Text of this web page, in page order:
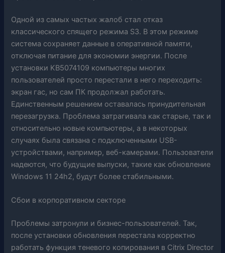
Одной из самых частых жалоб стал отказ
классического спящего режима S3. В этом режиме
система сохраняет данные в оперативной памяти,
отключая питание для экономии энергии. После
установки KB5074109 компьютеры многих
пользователей просто перестали в него переходить:
экран гас, но сам ПК продолжал работать.
Единственным решением оставалась принудительная
перезагрузка. Проблема затрагивала как старые, так и
относительно новые компьютеры, а в некоторых
случаях была связана с подключенными USB-
устройствами, например, веб-камерами. Пользователи
надеются, что будущие выпуски, такие как обновление
Windows 11 24h2, будут более стабильными.
Сбои в корпоративном секторе
Проблемы затронули и бизнес-пользователей. Так,
после установки обновления перестала корректно
работать функция теневого копирования в Citrix Director